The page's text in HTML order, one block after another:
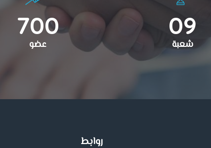
09
شعبة
700
عضو
روابط